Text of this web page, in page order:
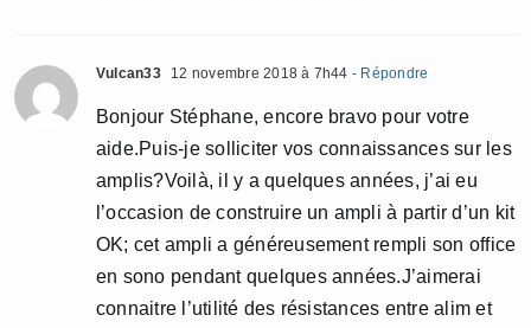
Vulcan33 12 novembre 2018 à 7h44 - Répondre
Bonjour Stéphane, encore bravo pour votre
aide.Puis-je solliciter vos connaissances sur les
amplis?Voilà, il y a quelques années, j’ai eu
l’occasion de construire un ampli à partir d’un kit
OK; cet ampli a généreusement rempli son office
en sono pendant quelques années.J’aimerai
connaitre l’utilité des résistances entre alim et